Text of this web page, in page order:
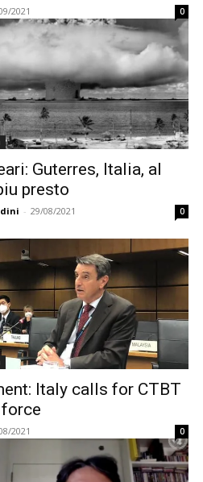
2021 0
Guterres, Italia, al
presto
- 29/08/2021 0
Italy calls for CTBT
2021 0